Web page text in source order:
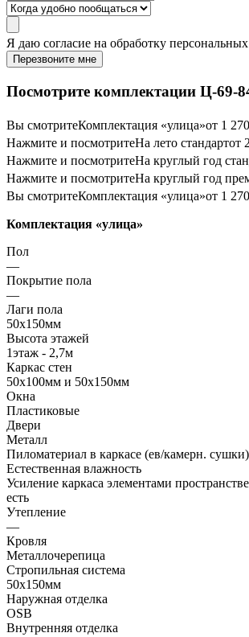
Я даю согласие на обработку
Перезвоните мне
Посмотрите комплектации Ц-69-
Вы смотритеКомплектация «улица»от 1
Нажмите и посмотритеНа лето стандартот
Нажмите и посмотритеНа круглый год
Нажмите и посмотритеНа круглый год
Вы смотритеКомплектация «улица»от 1
Комплектация «улица»
Пол
—
Покрытие пола
—
Лаги пола
50х150мм
Высота этажей
1этаж - 2,7м
Каркас стен
50х100мм и 50х150мм
Окна
Пластиковые
Двери
Металл
Пиломатериал в каркасе (ев/камерн. сушки)
Естественная влажность
Усиление каркаса элементами
есть
Утепление
—
Кровля
Металлочерепица
Стропильная система
50х150мм
Наружная отделка
OSB
Внутренняя отделка